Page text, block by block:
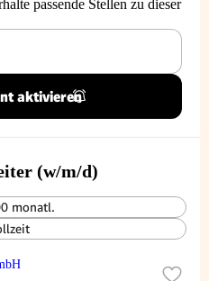
passende Stellen zu dieser
aktivieren
(w/m/d)
monatl.